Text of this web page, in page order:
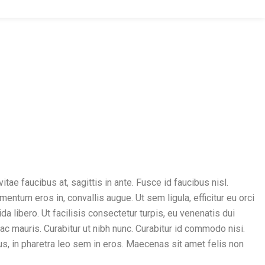
faucibus at, sagittis in ante. Fusce id faucibus nisl.
eros in, convallis augue. Ut sem ligula, efficitur eu orci
libero. Ut facilisis consectetur turpis, eu venenatis dui
Curabitur ut nibh nunc. Curabitur id commodo nisi.
in pharetra leo sem in eros. Maecenas sit amet felis non